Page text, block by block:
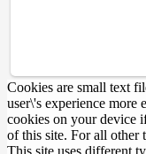
Cookies are small text
user\'s experience more
cookies on your device
of this site. For all other
This site uses different